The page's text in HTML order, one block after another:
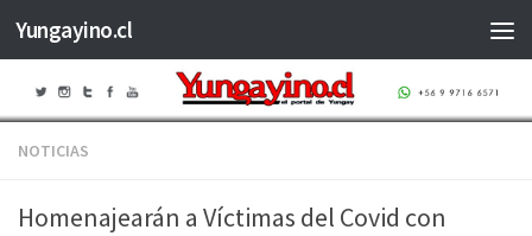
Saltar al contenido
Yungayino.cl
NOTICIAS
Homenajearán a Víctimas del Covid con